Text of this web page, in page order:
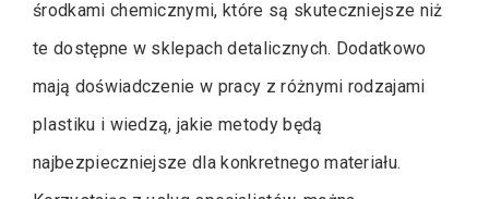
środkami chemicznymi, które są skuteczniejsze niż
te dostępne w sklepach detalicznych. Dodatkowo
mają doświadczenie w pracy z różnymi rodzajami
plastiku i wiedzą, jakie metody będą
najbezpieczniejsze dla konkretnego materiału.